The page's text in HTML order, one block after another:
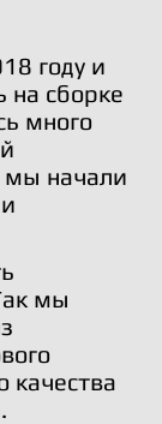
году и
на сборке
много
мы начали
мы
качества